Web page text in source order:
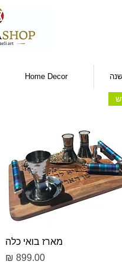
Home Decor
תצוגה מהירהמארז בואי כלה
מחיר